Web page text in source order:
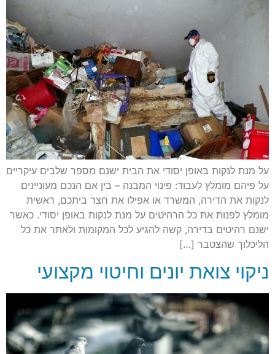
על מנת לנקות באופן יסודי את הבית ישנם מספר שלבים עיקריים
על פיהם מומלץ לעבוד: פינוי המבנה – בין אם הנכם מעוניינים
לנקות את הדירה, המשרד או אפילו את חצר ביתכם, ראשית
מומלץ לפנות את כל הרהיטים על מנת לנקות באופן יסודי. כאשר
ישנם רהיטים בדירה, קשה להגיע לכל המקומות ולאתר את כל
הליכלוך שהצטבר […]
ניקוי צואת יונים וחיטוי מקצועי